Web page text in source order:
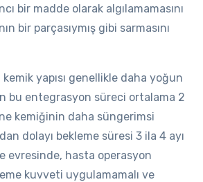
bir madde olarak algılamamasını
bir parçasıymış gibi sarmasını
yapısı genellikle daha yoğun
bu entegrasyon süreci ortalama 2
kemiğinin daha süngerimsi
dolayı bekleme süresi 3 ila 4 ayı
evresinde, hasta operasyon
kuvveti uygulamamalı ve